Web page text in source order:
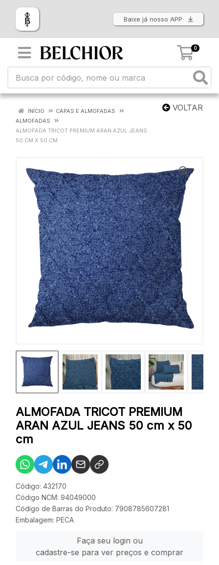
Baixe já nosso APP
0
VOLTAR
INÍCIO
CAPAS E ALMOFADAS
ALMOFADAS
ALMOFADA TRICOT PREMIUM ARAN AZUL JEANS
50 CM X 50 CM
ALMOFADA TRICOT PREMIUM
ARAN AZUL JEANS 50 cm x 50
cm
Código: 432170
Código NCM: 94049000
Código de Barras do Produto: 7908785607281
Embalagem: PECA
Faça seu login ou
cadastre-se para ver preços e comprar